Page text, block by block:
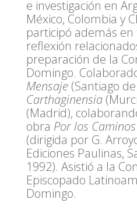
e investigación en
México, Colombia y
participó además
reflexión
preparación de la
Domingo.
Mensaje(Santiago de
Carthaginensia
(Madrid),
obra Por los
(dirigida por G.
Ediciones Paulinas,
1992). Asistió a la
Episcopado
Domingo.